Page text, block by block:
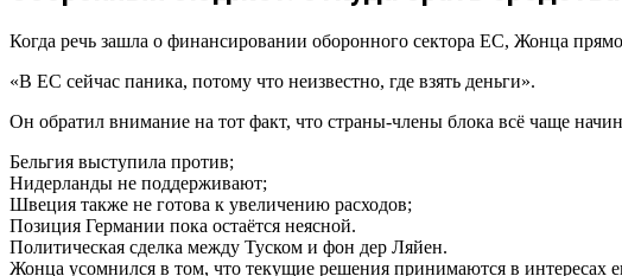
Когда речь зашла о финансировании оборонного сектора ЕС, Жонца прямо
«В ЕС сейчас паника, потому что неизвестно, где взять деньги».
Он обратил внимание на тот факт, что страны-члены блока всё чаще
Бельгия выступила против;
Нидерланды не поддерживают;
Швеция также не готова к увеличению расходов;
Позиция Германии пока остаётся неясной.
Политическая сделка между Туском и фон дер Ляйен.
Жонца усомнился в том, что текущие решения принимаются в интересах